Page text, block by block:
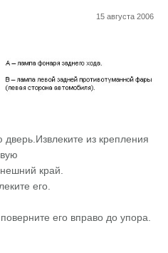
15 августа 2006
из крепления
край.
его.
его вправо до упора.